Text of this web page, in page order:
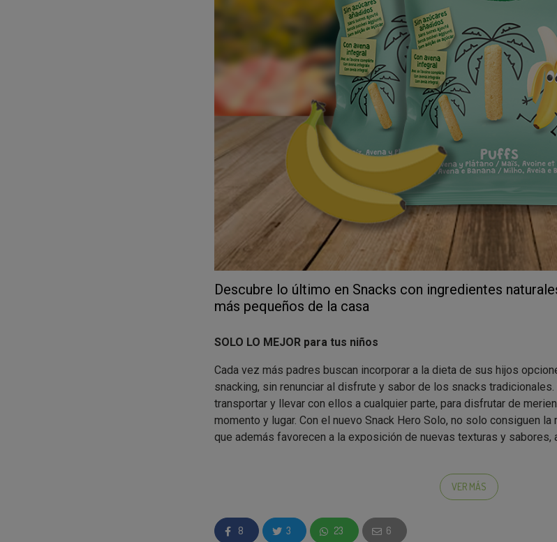
Descubre lo último en Snacks con ingredientes
más pequeños de la casa
SOLO LO MEJOR para tus niños
Cada vez más padres buscan incorporar a la dieta de sus hijos
snacking, sin renunciar al disfrute y sabor de los snacks
transportar y llevar con ellos a cualquier parte, para disfrutar de
momento y lugar. Con el nuevo Snack Hero Solo, no solo consiguen
que además favorecen a la exposición de nuevas texturas y sabores,
¿Por qué los nuevos Hero Solo son la mejor opción?
Están elaborados coningredientes 100% ecológicos y
nuevas texturas y sabores en la alimentación del bebé de
VER MÁS
8 3 23 6